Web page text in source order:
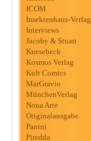
ICOM
Insektenhaus-Verlag
Interviews
Jacoby & Stuart
Knesebeck
Kosmos Verlag
Kult Comics
MarGravio
MünchenVerlag
Nona Arte
Originalausgabe
Panini
Piredda